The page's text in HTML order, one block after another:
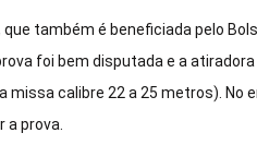
também é beneficiada pelo
foi bem disputada e a
missa calibre 22 a 25 metros). No
prova.